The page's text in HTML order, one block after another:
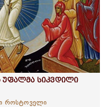
უფალმა სიკვდილი
როსტოველი